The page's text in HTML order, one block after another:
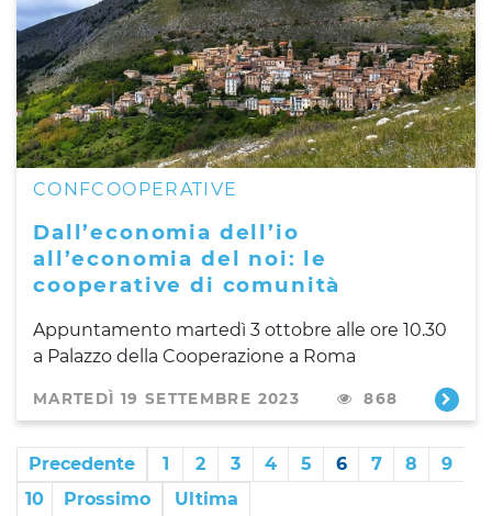
CONFCOOPERATIVE
Dall’economia dell’io
all’economia del noi: le
cooperative di comunità
Appuntamento martedì 3 ottobre alle ore 10.30
a Palazzo della Cooperazione a Roma
MARTEDÌ 19 SETTEMBRE 2023 868
Precedente 1 2 3 4 5 6 7 8
9
10
Prossimo Ultima